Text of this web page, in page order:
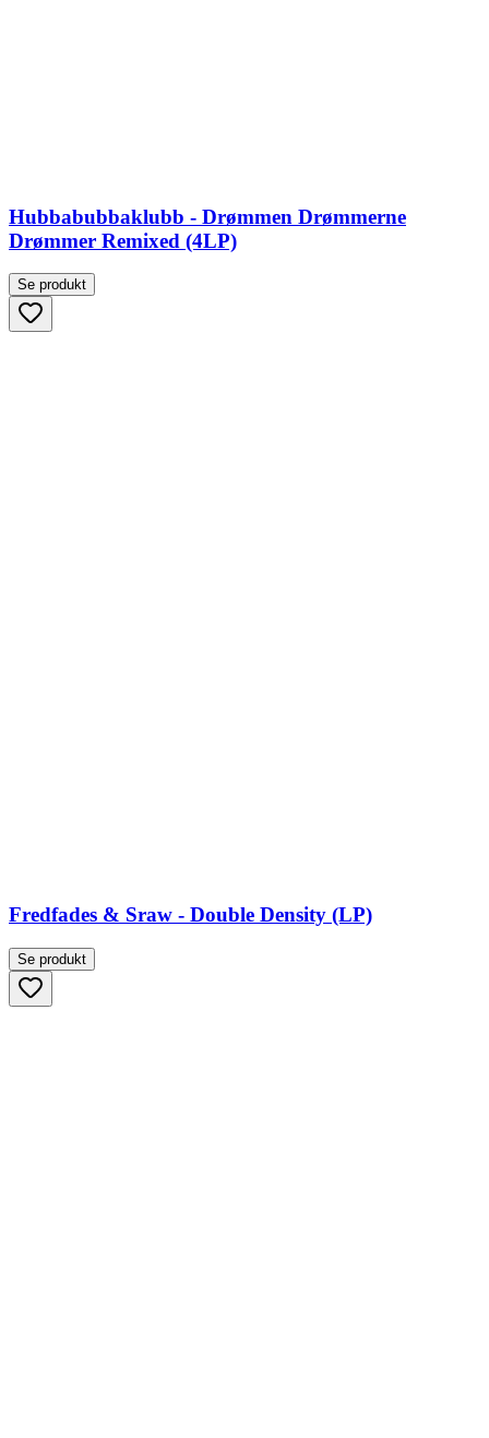
Hubbabubbaklubb - Drømmen Drømmerne
Drømmer Remixed (4LP)
Se produkt
Fredfades & Sraw - Double Density (LP)
Se produkt